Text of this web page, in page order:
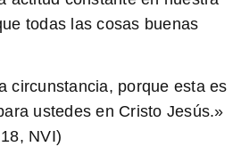
todas las cosas buenas
circunstancia, porque esta es
ustedes en Cristo Jesús.»
NVI)